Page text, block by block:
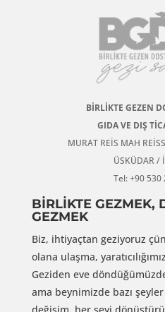
BİRLİKTE GEZEN
GIDA VE DIŞ
MURAT REİS MAH
ÜSKÜDAR /
Tel: +90 530
BİRLİKTE GEZMEK,
GEZMEK
Biz, ihtiyaçtan geziyoruz
olana ulaşma,
Geziden eve
ama beynimizde bazı